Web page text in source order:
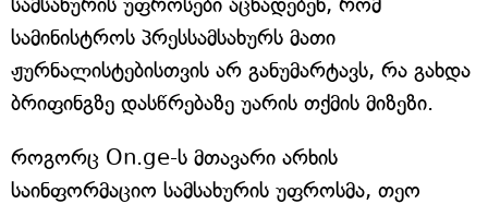
სამინისტროს პრესსამსახურს მათი
ჟურნალისტებისთვის არ განუმარტავს, რა გახდა
ბრიფინგზე დასწრებაზე უარის თქმის მიზეზი.
როგორც On.ge-ს მთავარი არხის
საინფორმაციო სამსახურის უფროსმა, თეო